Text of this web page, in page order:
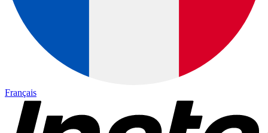
Français